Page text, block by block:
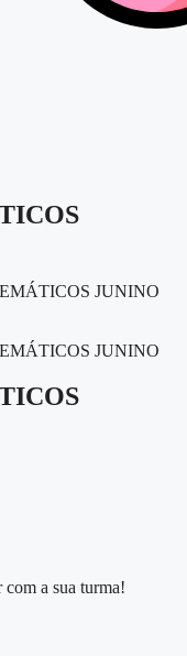
JUNINO
JUNINO
a sua turma!